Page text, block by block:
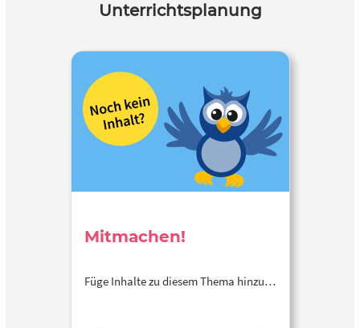
Unterrichtsplanung
Mitmachen!
Füge Inhalte zu diesem Thema hinzu…